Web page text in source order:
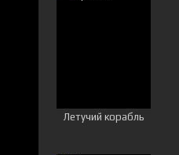
Летучий корабль